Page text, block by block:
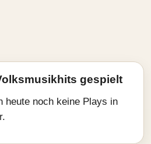
gespielt
heute noch keine Plays in